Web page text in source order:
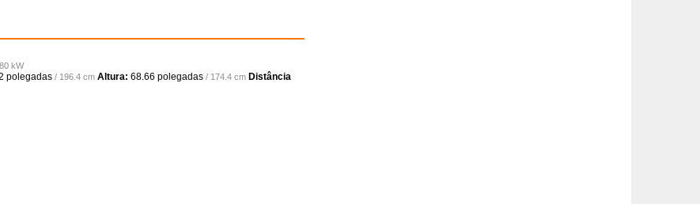
kW
polegadas / 196.4 cm Altura: 68.66 polegadas / 174.4 cm Distância